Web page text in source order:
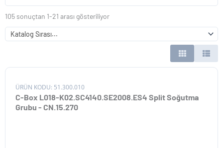
105 sonuçtan 1-21 arası gösteriliyor
ÜRÜN KODU: 51.300.010
C-Box L018-K02.SC4140.SE2008.ES4 Split Soğutma
Grubu - CN.15.270